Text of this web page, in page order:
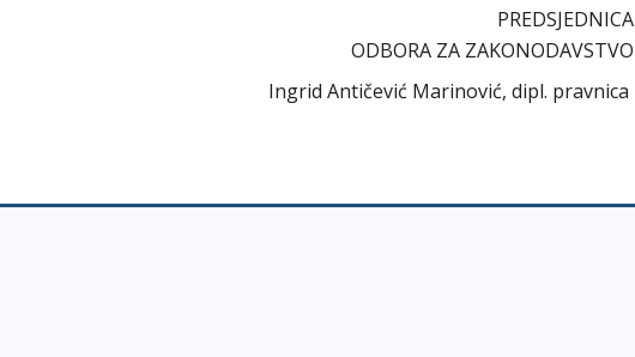
PREDSJEDNICA
ODBORA ZA ZAKONODAVSTVO
Ingrid Antičević Marinović, dipl. pravnica